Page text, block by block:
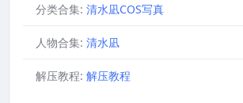
分类合集: 清水凪COS写真
人物合集: 清水凪
解压教程: 解压教程